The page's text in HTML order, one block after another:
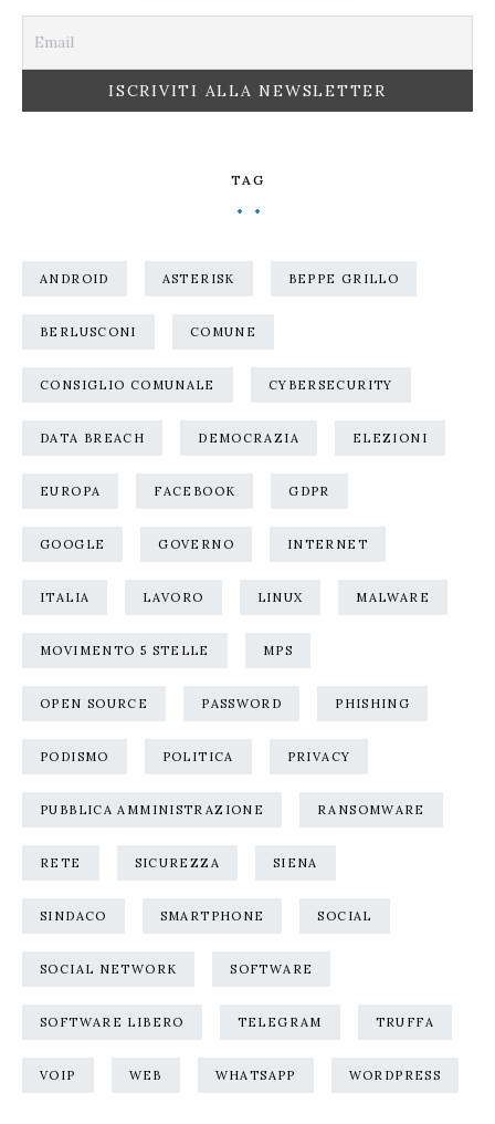
TAG
ANDROID ASTERISK BEPPE GRILLO
BERLUSCONI COMUNE
CONSIGLIO COMUNALE CYBERSECURITY
DATA BREACH DEMOCRAZIA ELEZIONI
EUROPA FACEBOOK GDPR
GOOGLE GOVERNO INTERNET
ITALIA LAVORO LINUX MALWARE
MOVIMENTO 5 STELLE MPS
OPEN SOURCE PASSWORD PHISHING
PODISMO POLITICA PRIVACY
PUBBLICA AMMINISTRAZIONE RANSOMWARE
RETE SICUREZZA SIENA
SINDACO SMARTPHONE SOCIAL
SOCIAL NETWORK SOFTWARE
SOFTWARE LIBERO TELEGRAM TRUFFA
VOIP WEB WHATSAPP WORDPRESS